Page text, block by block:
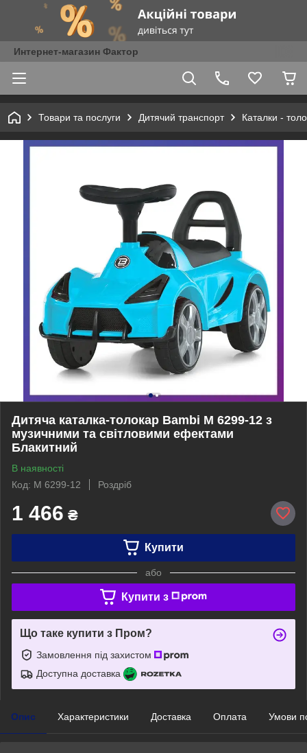
Интернет-магазин Фактор
Товари та послуги Дитячий транспорт Каталки -
Дитяча каталка-толокар Bambi M 6299-12 з
музичними та світловими ефектами
Блакитний
В наявності
Код: M 6299-12
Роздріб
1 466 ₴
Купити
або
Купити з
Що таке купити з Пром?
Замовлення під захистом
Доступна доставка
Опис Характеристики Доставка Оплата Умови